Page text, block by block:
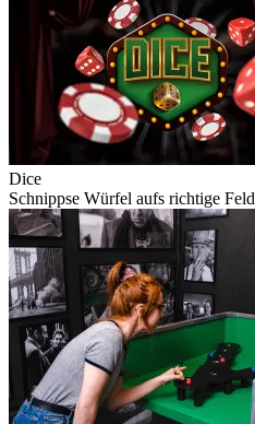
Dice
Schnippse Würfel aufs richtige Feld